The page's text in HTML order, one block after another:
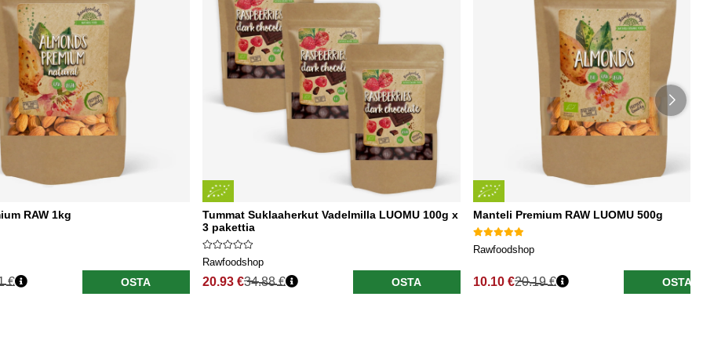
RAW 1kg
€ OSTA
Tummat Suklaaherkut Vadelmilla LUOMU 100g x
3 pakettia
Rawfoodshop
20.93 €34.88 € OSTA
Manteli Premium RAW LUOMU 500g
Rawfoodshop
10.10 €20.19 € OSTA